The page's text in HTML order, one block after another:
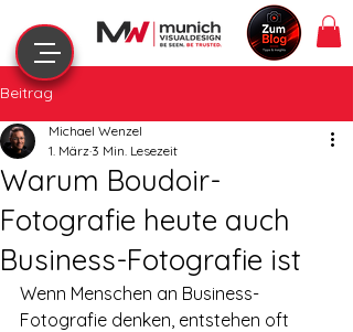
Beitrag
Warum Boudoir-
Fotografie heute auch
Business-Fotografie ist
Michael Wenzel
1. März 3 Min. Lesezeit
Wenn Menschen an Business-
Fotografie denken, entstehen oft